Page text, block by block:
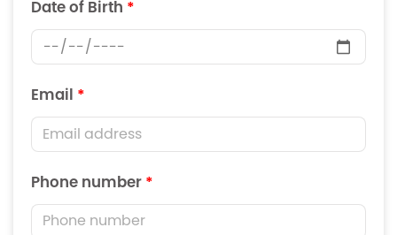
Date of Birth *
Email *
Phone number *